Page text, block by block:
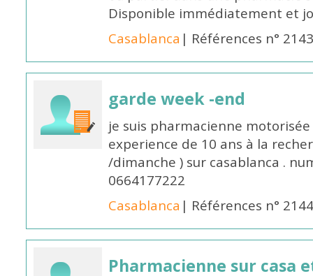
Disponible immédiatement et
Casablanca | Références n°
garde week -end
je suis pharmacienne
experience de 10 ans à la
/dimanche ) sur casablanca .
0664177222
Casablanca | Références n°
Pharmacienne sur casa